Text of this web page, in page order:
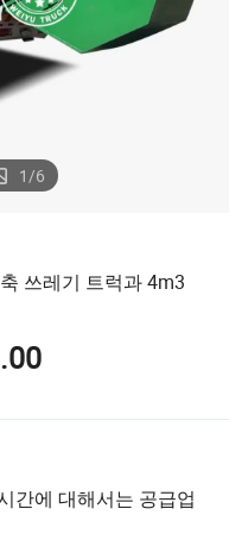
1/6
쓰레기 트럭과 4m3
간에 대해서는 공급업